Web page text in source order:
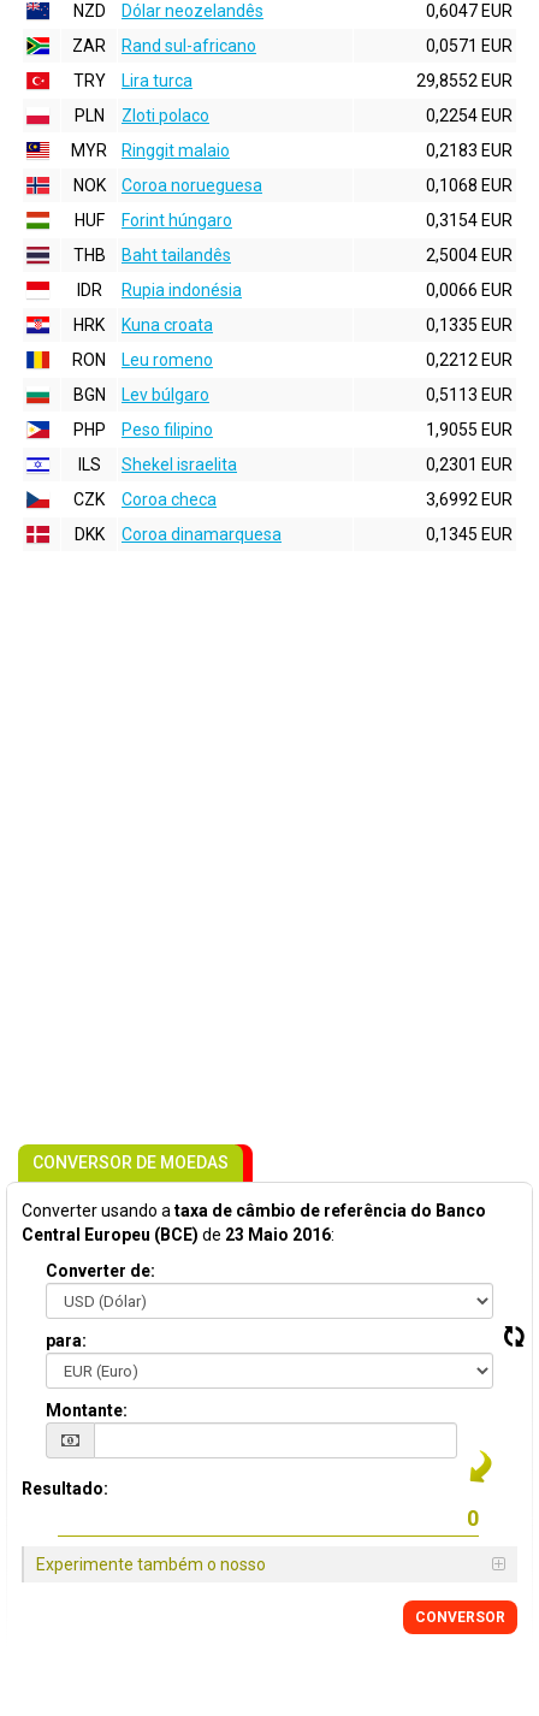
NZD
Dólar neozelandês
0,6047 EUR
ZAR
Rand sul-africano
0,0571 EUR
TRY
Lira turca
29,8552 EUR
PLN
Zloti polaco
0,2254 EUR
MYR
Ringgit malaio
0,2183 EUR
NOK
Coroa norueguesa
0,1068 EUR
HUF
Forint húngaro
0,3154 EUR
THB
Baht tailandês
2,5004 EUR
IDR
Rupia indonésia
0,0066 EUR
HRK
Kuna croata
0,1335 EUR
RON
Leu romeno
0,2212 EUR
BGN
Lev búlgaro
0,5113 EUR
PHP
Peso filipino
1,9055 EUR
ILS
Shekel israelita
0,2301 EUR
CZK
Coroa checa
3,6992 EUR
DKK
Coroa dinamarquesa 0,1345 EUR
CONVERSOR DE MOEDAS
Converter usando a taxa de câmbio de referência do Banco
Central Europeu (BCE) de 23 Maio 2016:
Converter de:
para:
Montante:
Resultado:
Experimente também o nosso
CONVERSOR